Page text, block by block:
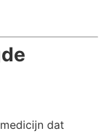
dat